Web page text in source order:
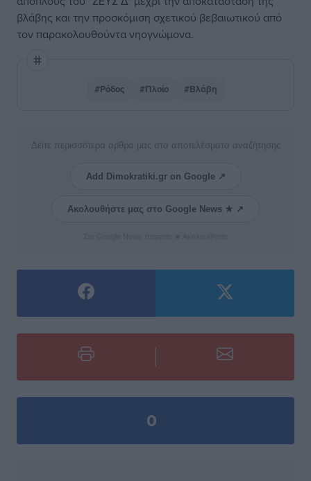
βλάβης και την προσκόμιση σχετικού βεβαιωτικού από
τον παρακολουθούντα νηογνώμονα.
#Ρόδος #Πλοίο #Βλάβη
Δείτε περισσότερα άρθρα μας στα αποτελέσματα αναζήτησης
Add Dimokratiki.gr on Google ↗
Ακολουθήστε μας στο Google News ★ ↗
0